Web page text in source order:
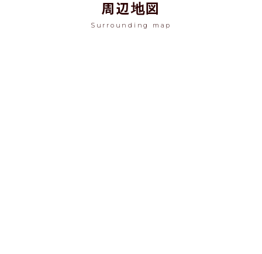
周辺地図
Surrounding map